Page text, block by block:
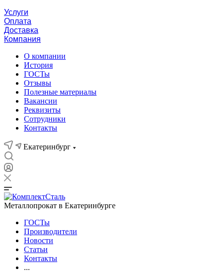
Услуги
Оплата
Доставка
Компания
О компании
История
ГОСТы
Отзывы
Полезные материалы
Вакансии
Реквизиты
Сотрудники
Контакты
Екатеринбург
Металлопрокат в Екатеринбурге
ГОСТы
Производители
Новости
Статьи
Контакты
...